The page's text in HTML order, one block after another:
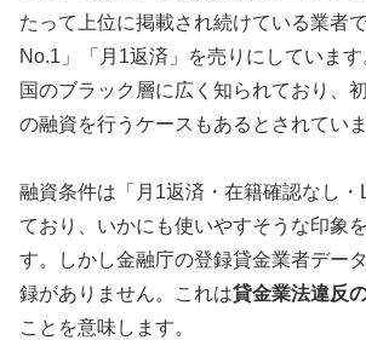
たって上位に掲載され続けている業者
No.1」「月1返済」を売りにしていま
国のブラック層に広く知られており、
の融資を行うケースもあるとされていま
融資条件は「月1返済・在籍確認なし・
ており、いかにも使いやすそうな印象
す。しかし金融庁の登録貸金業者デー
録がありません。これは貸金業法違反
ことを意味します。